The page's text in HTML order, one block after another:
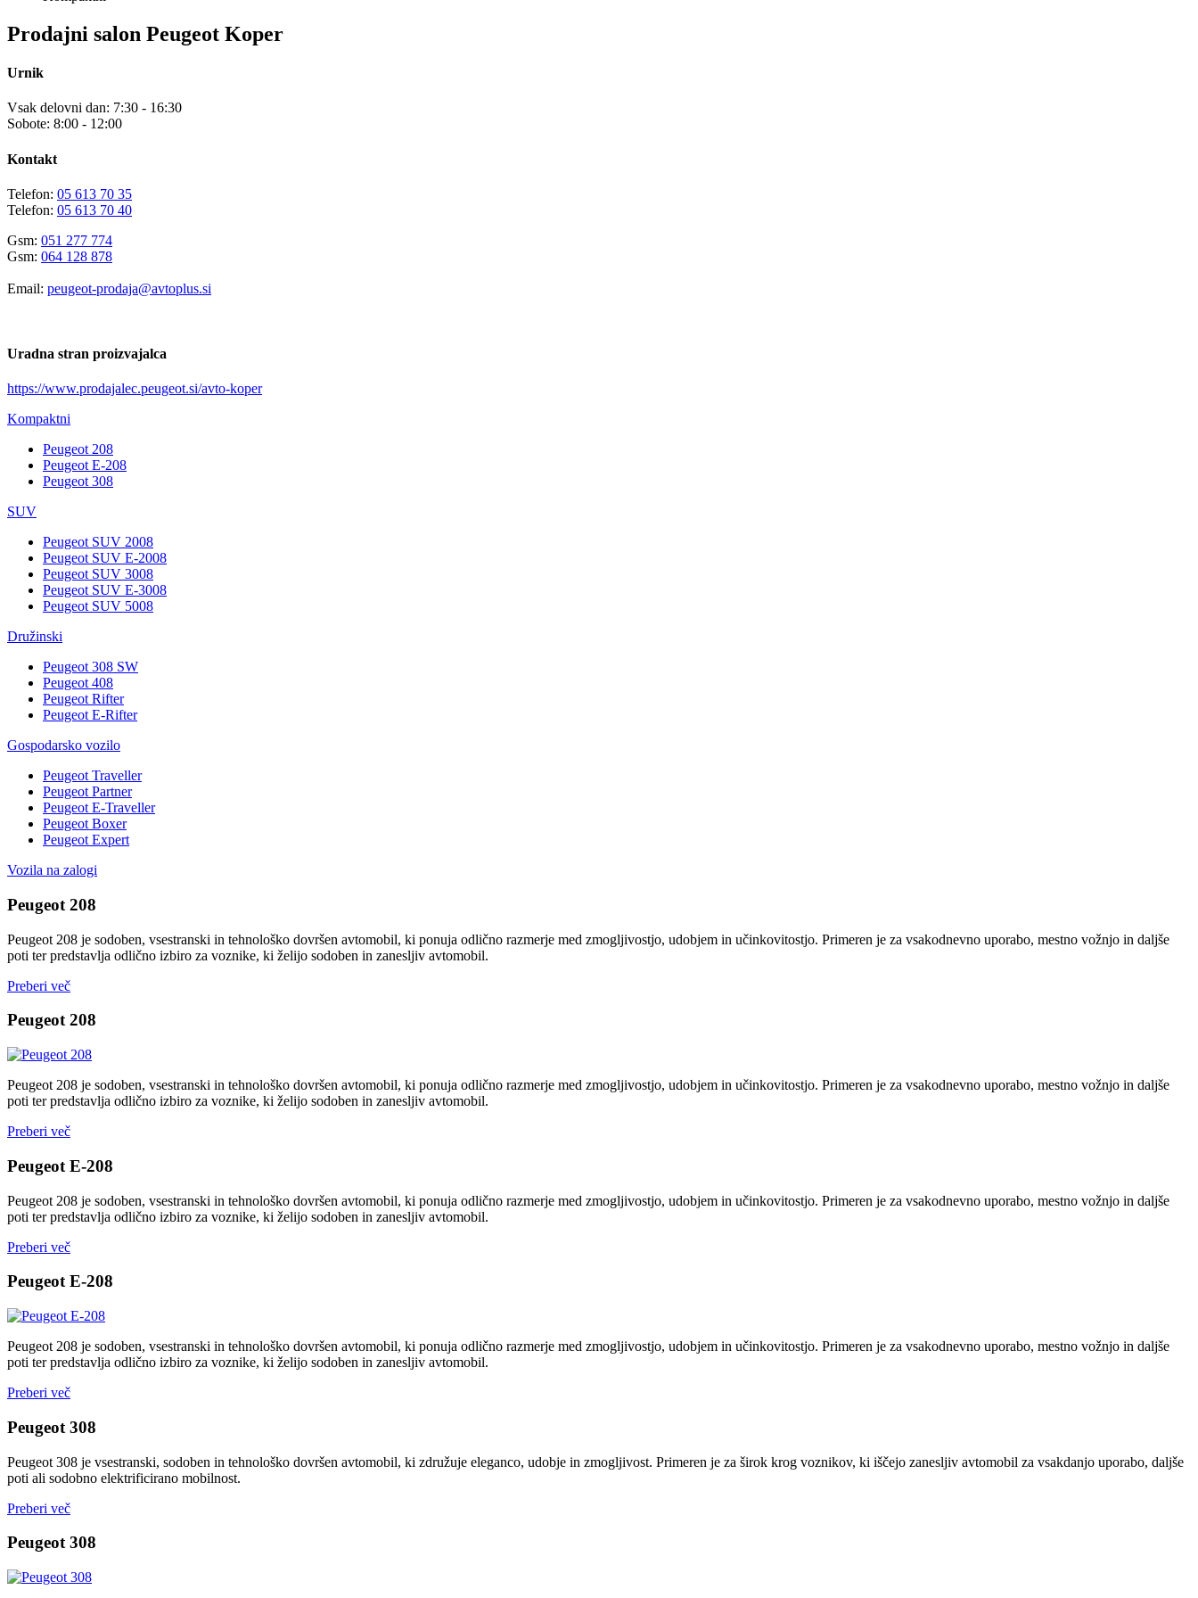
Prodajni salon Peugeot Koper
Urnik
Vsak delovni dan: 7:30 - 16:30
Sobote: 8:00 - 12:00
Kontakt
Telefon: 05 613 70 35
Telefon: 05 613 70 40
Gsm: 051 277 774
Gsm: 064 128 878
Email: peugeot-prodaja@avtoplus.si
Uradna stran proizvajalca
https://www.prodajalec.peugeot.si/avto-koper
Kompaktni
Peugeot 208
Peugeot E-208
Peugeot 308
SUV
Peugeot SUV 2008
Peugeot SUV E-2008
Peugeot SUV 3008
Peugeot SUV E-3008
Peugeot SUV 5008
Družinski
Peugeot 308 SW
Peugeot 408
Peugeot Rifter
Peugeot E-Rifter
Gospodarsko vozilo
Peugeot Traveller
Peugeot Partner
Peugeot E-Traveller
Peugeot Boxer
Peugeot Expert
Vozila na zalogi
Peugeot 208
Peugeot 208 je sodoben, vsestranski in tehnološko dovršen avtomobil, ki ponuja odlično razmerje med zmogljivostjo, udobjem in učinkovitostjo. Primeren je za vsakodnevno uporabo, mestno vožnjo in daljše
poti ter predstavlja odlično izbiro za voznike, ki želijo sodoben in zanesljiv avtomobil.
Preberi več
Peugeot 208
Peugeot 208 je sodoben, vsestranski in tehnološko dovršen avtomobil, ki ponuja odlično razmerje med zmogljivostjo, udobjem in učinkovitostjo. Primeren je za vsakodnevno uporabo, mestno vožnjo in daljše
poti ter predstavlja odlično izbiro za voznike, ki želijo sodoben in zanesljiv avtomobil.
Preberi več
Peugeot E-208
Peugeot 208 je sodoben, vsestranski in tehnološko dovršen avtomobil, ki ponuja odlično razmerje med zmogljivostjo, udobjem in učinkovitostjo. Primeren je za vsakodnevno uporabo, mestno vožnjo in daljše
poti ter predstavlja odlično izbiro za voznike, ki želijo sodoben in zanesljiv avtomobil.
Preberi več
Peugeot E-208
Peugeot 208 je sodoben, vsestranski in tehnološko dovršen avtomobil, ki ponuja odlično razmerje med zmogljivostjo, udobjem in učinkovitostjo. Primeren je za vsakodnevno uporabo, mestno vožnjo in daljše
poti ter predstavlja odlično izbiro za voznike, ki želijo sodoben in zanesljiv avtomobil.
Preberi več
Peugeot 308
Peugeot 308 je vsestranski, sodoben in tehnološko dovršen avtomobil, ki združuje eleganco, udobje in zmogljivost. Primeren je za širok krog voznikov, ki iščejo zanesljiv avtomobil za vsakdanjo uporabo, daljše
poti ali sodobno elektrificirano mobilnost.
Preberi več
Peugeot 308